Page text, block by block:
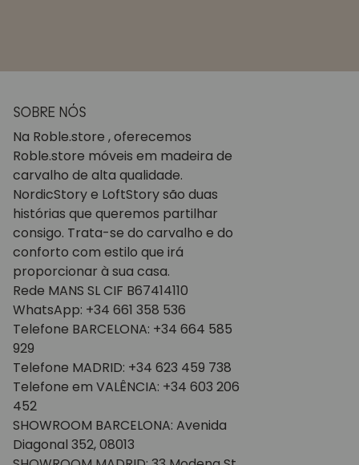
SOBRE NÓS
Na Roble.store , oferecemos
Roble.store móveis em madeira de
carvalho de alta qualidade.
NordicStory e LoftStory são duas
histórias que queremos partilhar
consigo. Trata-se do carvalho e do
conforto com estilo que irá
proporcionar à sua casa.
Rede MANS SL CIF B67414110
WhatsApp: +34 661 358 536
Telefone BARCELONA: +34 664 585
929
Telefone MADRID: +34 623 459 738
Telefone em VALÊNCIA: +34 603 206
452
SHOWROOM BARCELONA: Avenida
Diagonal 352, 08013